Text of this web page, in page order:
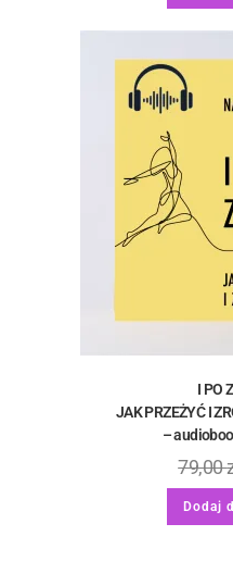
I PO
JAK PRZEŻYĆ I
–
79,00
Dodaj